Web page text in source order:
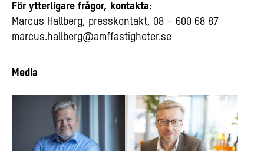
För ytterligare frågor, kontakta:
Marcus Hallberg, presskontakt, 08 – 600 68 87
marcus.hallberg@amffastigheter.se
Media